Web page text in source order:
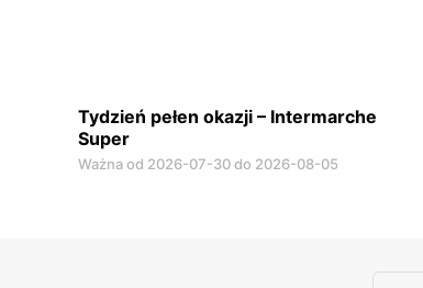
Tydzień pełen okazji – Intermarche
Super
Ważna od 2026-07-30 do 2026-08-05